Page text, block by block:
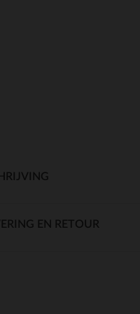
EN RETOUR